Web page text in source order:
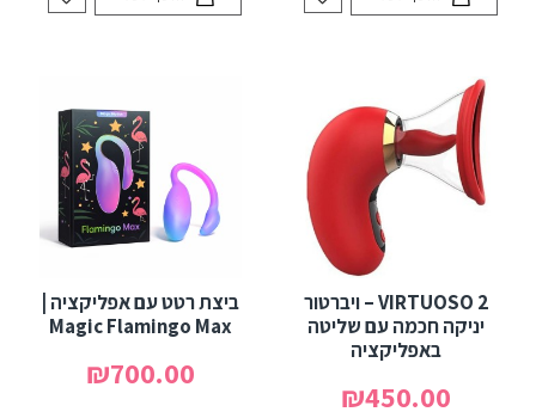
VIRTUOSO 2 – ויברטור
יניקה חכמה עם שליטה
באפליקציה
₪450.00
ביצת רטט עם אפליקציה |
Magic Flamingo Max
₪700.00